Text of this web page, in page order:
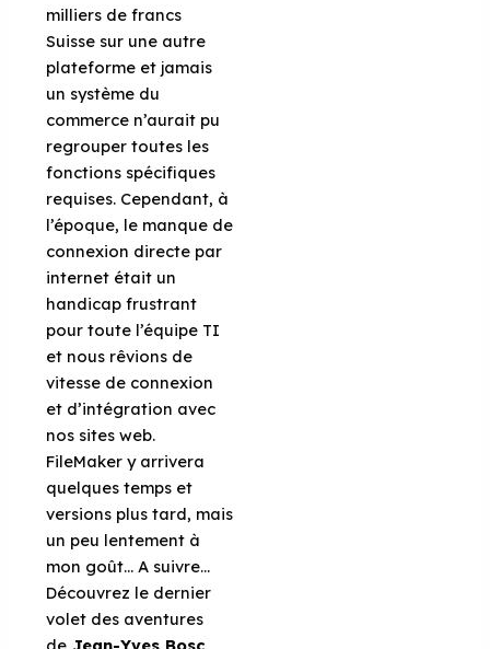
milliers de francs
Suisse sur une autre
plateforme et jamais
un système du
commerce n’aurait pu
regrouper toutes les
fonctions spécifiques
requises. Cependant, à
l’époque, le manque de
connexion directe par
internet était un
handicap frustrant
pour toute l’équipe TI
et nous rêvions de
vitesse de connexion
et d’intégration avec
nos sites web.
FileMaker y arrivera
quelques temps et
versions plus tard, mais
un peu lentement à
mon goût… A suivre…
Découvrez le dernier
volet des aventures